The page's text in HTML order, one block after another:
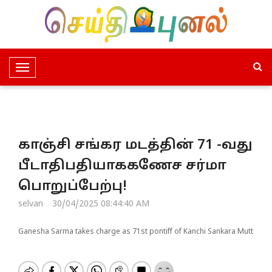
T
o
e
N
a
v
i
a
காஞ்சி சங்கர மடத்தின் 71 -வது
பீடாதிபதியாககணேச சர்மா
பொறுப்பேற்பு!
selvan 30/04/2025 08:44:40 AM
Ganesha Sarma takes charge as 71st pontiff of Kanchi Sankara Mutt